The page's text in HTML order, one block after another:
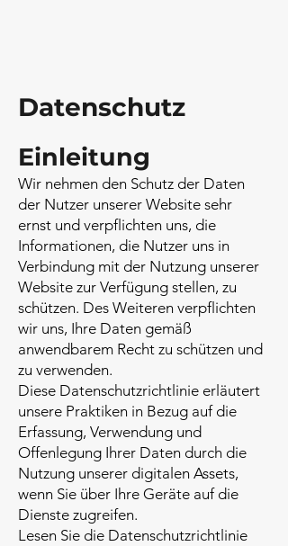
Datenschutz
Einleitung
Wir nehmen den Schutz der Daten
der Nutzer unserer Website sehr
ernst und verpflichten uns, die
Informationen, die Nutzer uns in
Verbindung mit der Nutzung unserer
Website zur Verfügung stellen, zu
schützen. Des Weiteren verpflichten
wir uns, Ihre Daten gemäß
anwendbarem Recht zu schützen und
zu verwenden.
Diese Datenschutzrichtlinie erläutert
unsere Praktiken in Bezug auf die
Erfassung, Verwendung und
Offenlegung Ihrer Daten durch die
Nutzung unserer digitalen Assets,
wenn Sie über Ihre Geräte auf die
Dienste zugreifen.
Lesen Sie die Datenschutzrichtlinie